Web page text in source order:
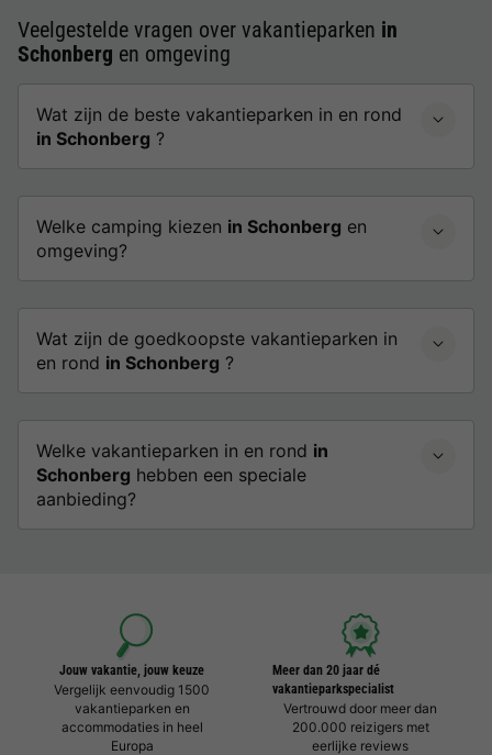
Veelgestelde vragen over vakantieparken in
Schonberg en omgeving
Wat zijn de beste vakantieparken in en rond
in Schonberg ?
Welke camping kiezen in Schonberg en
omgeving?
Wat zijn de goedkoopste vakantieparken in
en rond in Schonberg ?
Welke vakantieparken in en rond in
Schonberg hebben een speciale
aanbieding?
Jouw vakantie, jouw keuze
Vergelijk eenvoudig 1500
vakantieparken en
accommodaties in heel
Europa
Meer dan 20 jaar dé
vakantieparkspecialist
Vertrouwd door meer dan
200.000 reizigers met
eerlijke reviews